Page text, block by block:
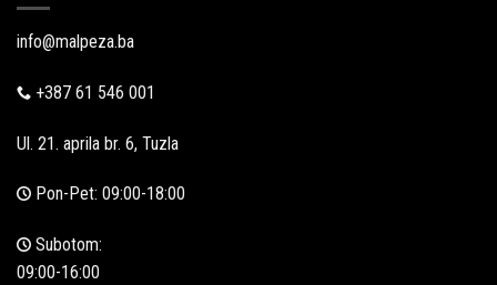
info@malpeza.ba
+387 61 546 001
Ul. 21. aprila br. 6, Tuzla
Pon-Pet: 09:00-18:00
Subotom:
09:00-16:00